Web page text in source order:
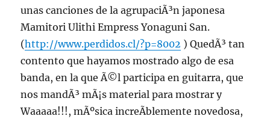
unas canciones de la agrupaciÃ³n japonesa
Mamitori Ulithi Empress Yonaguni San.
(http://www.perdidos.cl/?p=8002 ) QuedÃ³ tan
contento que hayamos mostrado algo de esa
banda, en la que Ã©l participa en guitarra, que
nos mandÃ³ mÃ¡s material para mostrar y
Waaaaa!!!, mÃºsica increÃ­blemente novedosa,